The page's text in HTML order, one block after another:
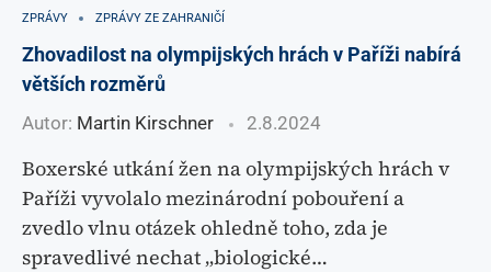
ZPRÁVY ZPRÁVY ZE ZAHRANIČÍ
Zhovadilost na olympijských hrách v Paříži nabírá
větších rozměrů
Autor: Martin Kirschner 2.8.2024
Boxerské utkání žen na olympijských hrách v
Paříži vyvolalo mezinárodní pobouření a
zvedlo vlnu otázek ohledně toho, zda je
spravedlivé nechat „biologické…